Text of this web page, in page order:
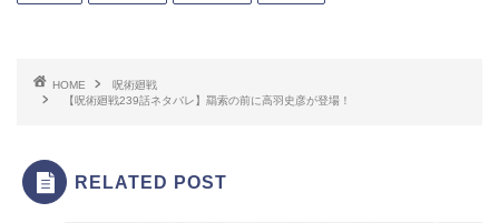
HOME
呪術廻戦
【呪術廻戦239話ネタバレ】羂索の前に高羽史彦が登場！
RELATED POST